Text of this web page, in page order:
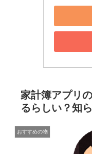
家計簿アプリ
るらしい？知
おすすめの物